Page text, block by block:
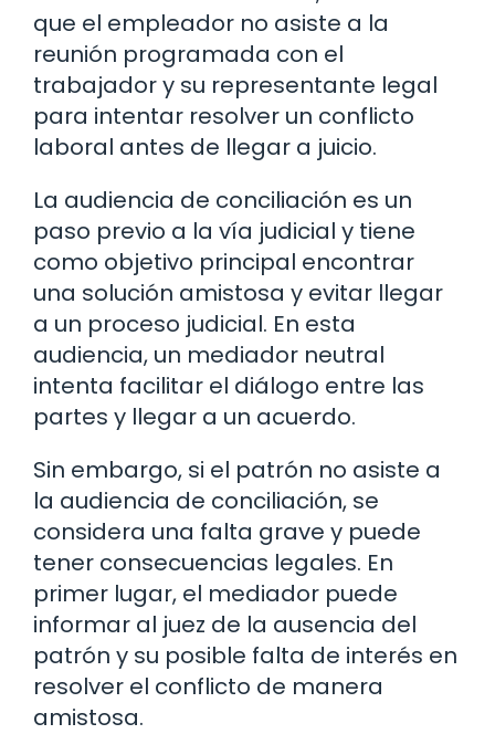
que el empleador no asiste a la
reunión programada con el
trabajador y su representante legal
para intentar resolver un conflicto
laboral antes de llegar a juicio.
La audiencia de conciliación es un
paso previo a la vía judicial y tiene
como objetivo principal encontrar
una solución amistosa y evitar llegar
a un proceso judicial. En esta
audiencia, un mediador neutral
intenta facilitar el diálogo entre las
partes y llegar a un acuerdo.
Sin embargo, si el patrón no asiste a
la audiencia de conciliación, se
considera una falta grave y puede
tener consecuencias legales. En
primer lugar, el mediador puede
informar al juez de la ausencia del
patrón y su posible falta de interés en
resolver el conflicto de manera
amistosa.